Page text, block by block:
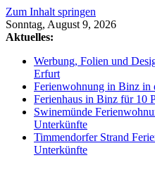
Zum Inhalt springen
Sonntag, August 9, 2026
Aktuelles:
Werbung, Folien und
Erfurt
Ferienwohnung in Binz in
Ferienhaus in Binz für 10
Swinemünde
Unterkünfte
Timmendorfer Strand
Unterkünfte